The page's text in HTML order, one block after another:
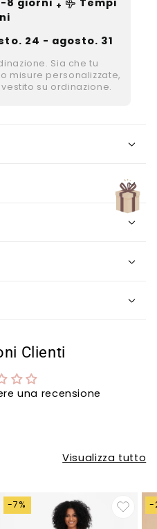
8 giorni +
Tempi
24 - agosto. 31
Sia che tu
misure personalizzate,
su ordinazione.
Clienti
una recensione
Visualizza tutto
-7% -